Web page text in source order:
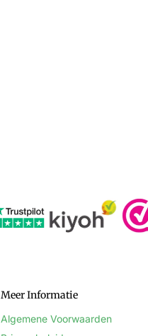
Meer Informatie
Algemene Voorwaarden